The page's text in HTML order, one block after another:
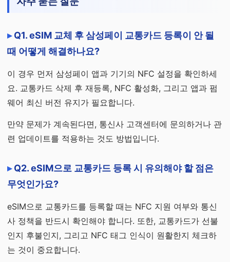
Q1. eSIM 교체 후 삼성페이 교통카드 등록이 안 될
때 어떻게 해결하나요?
이 경우 먼저 삼성페이 앱과 기기의 NFC 설정을 확인하세
요. 교통카드 삭제 후 재등록, NFC 활성화, 그리고 앱과 펌
웨어 최신 버전 유지가 필요합니다.
만약 문제가 계속된다면, 통신사 고객센터에 문의하거나 관
련 업데이트를 적용하는 것도 방법입니다.
Q2. eSIM으로 교통카드 등록 시 유의해야 할 점은
무엇인가요?
eSIM으로 교통카드를 등록할 때는 NFC 지원 여부와 통신
사 정책을 반드시 확인해야 합니다. 또한, 교통카드가 선불
인지 후불인지, 그리고 NFC 태그 인식이 원활한지 체크하
는 것이 중요합니다.